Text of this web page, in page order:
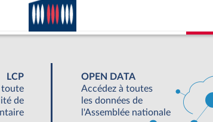
LCP
toute
de
OPEN DATA
Accédez à toutes
les données de
l'Assemblée nationale